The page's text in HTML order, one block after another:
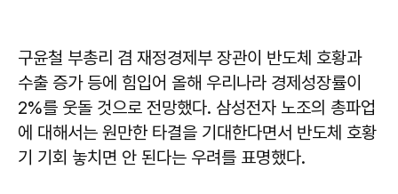
구윤철 부총리 겸 재정경제부 장관이 반도체 호황과
수출 증가 등에 힘입어 올해 우리나라 경제성장률이
2%를 웃돌 것으로 전망했다. 삼성전자 노조의 총파업
에 대해서는 원만한 타결을 기대한다면서 반도체 호황
기 기회 놓치면 안 된다는 우려를 표명했다.